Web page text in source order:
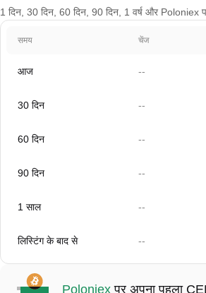
1 दिन, 30 दिन, 60 दिन, 90 दिन, 1 वर्ष और Poloniex
समय चेंज
आज --
30 दिन --
60 दिन --
90 दिन --
1 साल --
लिस्टिंग के बाद से --
Poloniex पर अपना पहला